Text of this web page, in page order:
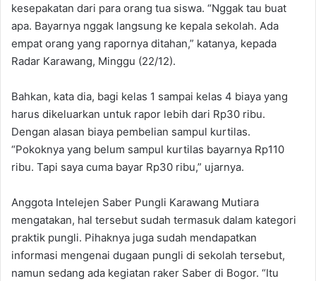
kesepakatan dari para orang tua siswa. “Nggak tau buat
apa. Bayarnya nggak langsung ke kepala sekolah. Ada
empat orang yang rapornya ditahan,” katanya, kepada
Radar Karawang, Minggu (22/12).
Bahkan, kata dia, bagi kelas 1 sampai kelas 4 biaya yang
harus dikeluarkan untuk rapor lebih dari Rp30 ribu.
Dengan alasan biaya pembelian sampul kurtilas.
“Pokoknya yang belum sampul kurtilas bayarnya Rp110
ribu. Tapi saya cuma bayar Rp30 ribu,” ujarnya.
Anggota Intelejen Saber Pungli Karawang Mutiara
mengatakan, hal tersebut sudah termasuk dalam kategori
praktik pungli. Pihaknya juga sudah mendapatkan
informasi mengenai dugaan pungli di sekolah tersebut,
namun sedang ada kegiatan raker Saber di Bogor. “Itu